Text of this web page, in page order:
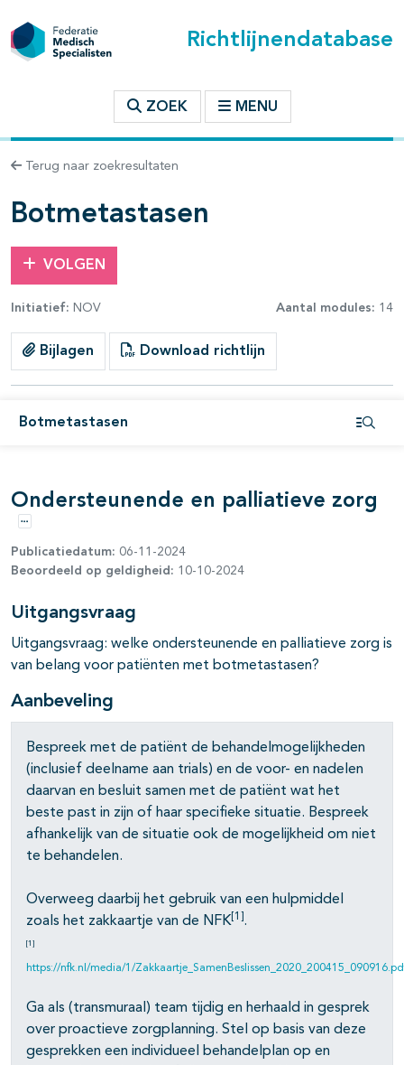
Richtlijnendatabase
ZOEK MENU
Terug naar zoekresultaten
Botmetastasen
VOLGEN
Initiatief: NOV Aantal modules: 14
Bijlagen Download richtlijn
Botmetastasen
binnen deze richtlijn
Ondersteunende en palliatieve zorg
Opties
Publicatiedatum: 06-11-2024
Beoordeeld op geldigheid: 10-10-2024
Uitgangsvraag
Uitgangsvraag: welke ondersteunende en palliatieve zorg is
van belang voor patiënten met botmetastasen?
Aanbeveling
Bespreek met de patiënt de behandelmogelijkheden
(inclusief deelname aan trials) en de voor- en nadelen
daarvan en besluit samen met de patiënt wat het
beste past in zijn of haar specifieke situatie. Bespreek
afhankelijk van de situatie ook de mogelijkheid om niet
te behandelen.
Overweeg daarbij het gebruik van een hulpmiddel
zoals het zakkaartje van de NFK [1] .
[1]
https://nfk.nl/media/1/
Ga als (transmuraal) team tijdig en herhaald in gesprek
over proactieve zorgplanning. Stel op basis van deze
gesprekken een individueel behandelplan op en